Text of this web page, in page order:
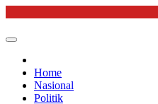
content
Home
Nasional
Politik